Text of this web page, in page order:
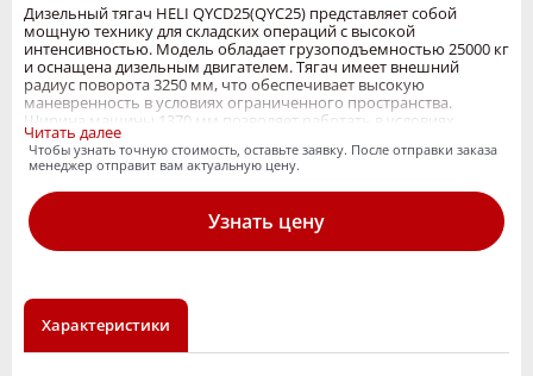
Дизельный тягач HELI QYCD25(QYC25) представляет собой
мощную технику для складских операций с высокой
интенсивностью. Модель обладает грузоподъемностью 25000 кг
и оснащена дизельным двигателем. Тягач имеет внешний
радиус поворота 3250 мм, что обеспечивает высокую
маневренность в условиях ограниченного пространства.
Ширина машины 1370 мм позволяет работать в условиях
средней плотности хранения. Высота зацепа прицепного
устройства составляет 450 мм, что обеспечивает удобное
подключение к различным типам тележек. Максимальная
скорость движения без груза составляет 22 км/ч. Номинальная
мощность двигателя 44.9 | 44.9 | 49 | 50.1 кВт обеспечивает
стабильную работу при максимальной нагрузке. Тягач
оборудован пневматическими шинами 6.00-9-10PR/ 7.00-12-
кабины) 3820 | 3900 | 3900 | 3940 кг гарантирует устойчивость
при работе с грузом. Техника соответствует требованиям
надежности и безопасности для складской техники и подходит
для предприятий, занимающихся логистикой и хранением
Читать далее
Чтобы узнать точную стоимость, оставьте заявку. После отправки заказа
менеджер отправит вам актуальную цену.
Узнать цену
Характеристики